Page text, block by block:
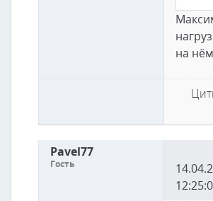
на
Pavel77
Гость